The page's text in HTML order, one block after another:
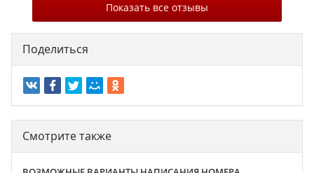
Показать все отзывы
Поделиться
Смотрите также